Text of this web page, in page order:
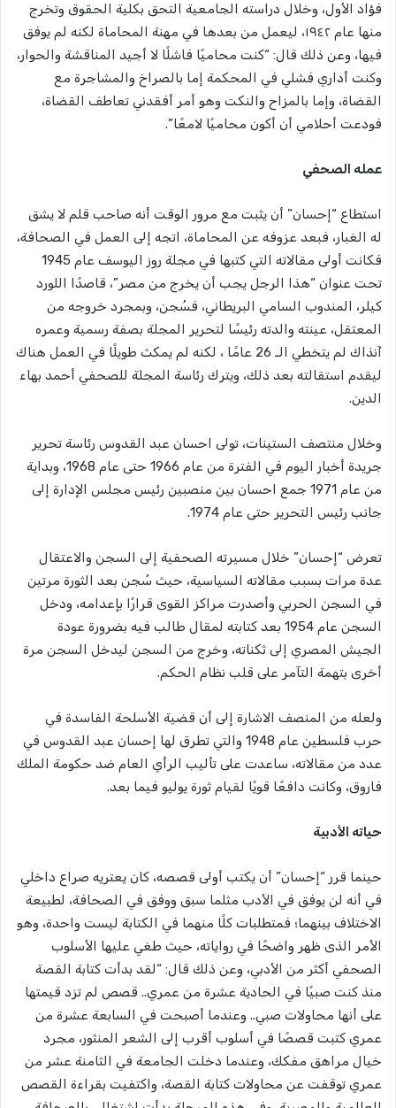
فؤاد الأول، وخلال دراسته الجامعية التحق بكلية الحقوق وتخرج
منها عام ١٩٤٢، ليعمل من بعدها في مهنة المحاماة لكنه لم يوفق
فيها، وعن ذلك قال: “كنت محاميًا فاشلًا لا أجيد المناقشة والحوار،
وكنت أداري فشلي في المحكمة إما بالصراخ والمشاجرة مع
القضاة، وإما بالمزاح والنكت وهو أمر أفقدني تعاطف القضاة،
فودعت أحلامي أن أكون محاميًا لامعًا”.
عمله الصحفي
استطاع “إحسان” أن يثبت مع مرور الوقت أنه صاحب قلم لا يشق
له الغبار، فبعد عزوفه عن المحاماة، اتجه إلى العمل في الصحافة،
فكانت أولى مقالاته التي كتبها في مجلة روز اليوسف عام 1945
تحت عنوان “هذا الرجل يجب أن يخرج من مصر”، قاصدًا اللورد
كيلر، المندوب السامي البريطاني، فسُجن، وبمجرد خروجه من
المعتقل، عينته والدته رئيسًا لتحرير المجلة بصفة رسمية وعمره
آنذاك لم يتخطي الـ 26 عامًا ، لكنه لم يمكث طويلًا في العمل هناك
ليقدم استقالته بعد ذلك، ويترك رئاسة المجلة للصحفي أحمد بهاء
الدين.
وخلال منتصف الستينات، تولى احسان عبد القدوس رئاسة تحرير
جريدة أخبار اليوم في الفترة من عام 1966 حتى عام 1968، وبداية
من عام 1971 جمع احسان بين منصبين رئيس مجلس الإدارة إلى
جانب رئيس التحرير حتى عام 1974.
تعرض “إحسان” خلال مسيرته الصحفية إلى السجن والاعتقال
عدة مرات بسبب مقالاته السياسية، حيث سُجن بعد الثورة مرتين
في السجن الحربي وأصدرت مراكز القوى قرارًا بإعدامه، ودخل
السجن عام 1954 بعد كتابته لمقال طالب فيه بضرورة عودة
الجيش المصري إلى ثكناته، وخرج من السجن ليدخل السجن مرة
أخرى بتهمة التآمر على قلب نظام الحكم.
ولعله من المنصف الاشارة إلى أن قضية الأسلحة الفاسدة في
حرب فلسطين عام 1948 والتي تطرق لها إحسان عبد القدوس في
عدد من مقالاته، ساعدت على تأليب الرأي العام ضد حكومة الملك
فاروق، وكانت دافعًا قويًا لقيام ثورة يوليو فيما بعد.
حياته الأدبية
حينما قرر “إحسان” أن يكتب أولى قصصه، كان يعتريه صراع داخلي
في أنه لن يوفق في الأدب مثلما سبق ووفق في الصحافة، لطبيعة
الاختلاف بينهما؛ فمتطلبات كلًا منهما في الكتابة ليست واحدة، وهو
الأمر الذى ظهر واضحًا في رواياته، حيث طغي عليها الأسلوب
الصحفي أكثر من الأدبي، وعن ذلك قال: “لقد بدأت كتابة القصة
منذ كنت صبيًا في الحادية عشرة من عمري.. قصص لم تزد قيمتها
على أنها محاولات صبي.. وعندما أصبحت في السابعة عشرة من
عمري كتبت قصصًا في أسلوب أقرب إلى الشعر المنثور، مجرد
خيال مراهق مفكك، وعندما دخلت الجامعة في الثامنة عشر من
عمري توقفت عن محاولات كتابة القصة، واكتفيت بقراءة القصص